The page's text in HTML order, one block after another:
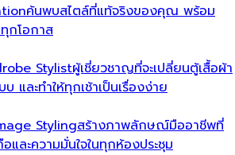
ค้นพบสไตล์ที่แท้จริงของคุณ พร้อม
กโอกาส
Stylistผู้เชี่ยวชาญที่จะเปลี่ยนตู้เสื้อผ้า
และทำให้ทุกเช้าเป็นเรื่องง่าย
Stylingสร้างภาพลักษณ์มืออาชีพที่
และความมั่นใจในทุกห้องประชุม